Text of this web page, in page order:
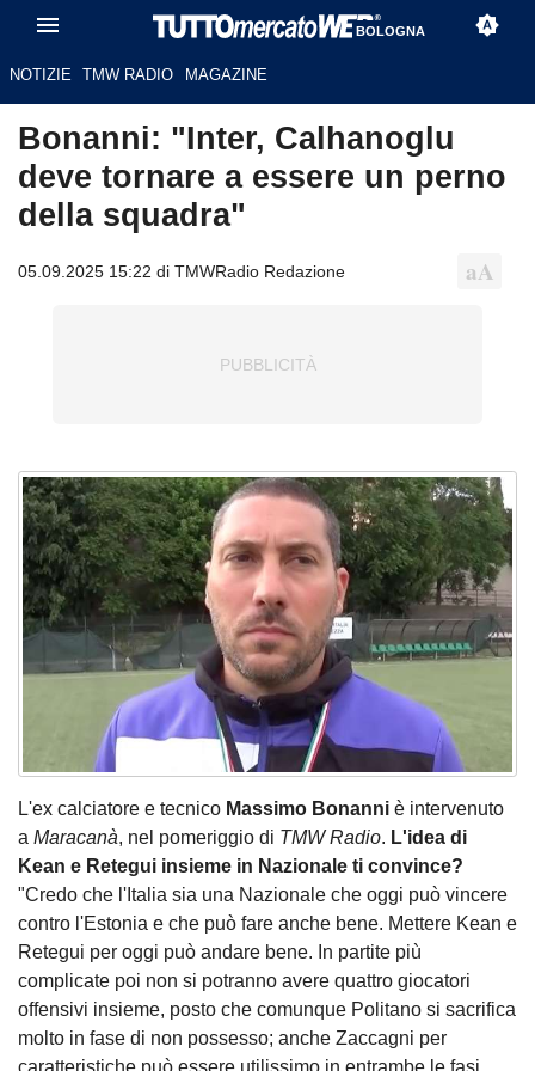
BOLOGNA
NOTIZIE TMW RADIO MAGAZINE
Bonanni: "Inter, Calhanoglu
deve tornare a essere un perno
della squadra"
05.09.2025 15:22 di TMWRadio Redazione
L'ex calciatore e tecnico Massimo Bonanni è intervenuto
a Maracanà, nel pomeriggio di TMW Radio. L'idea di
Kean e Retegui insieme in Nazionale ti convince?
"Credo che l'Italia sia una Nazionale che oggi può vincere
contro l'Estonia e che può fare anche bene. Mettere Kean e
Retegui per oggi può andare bene. In partite più
complicate poi non si potranno avere quattro giocatori
offensivi insieme, posto che comunque Politano si sacrifica
molto in fase di non possesso; anche Zaccagni per
caratteristiche può essere utilissimo in entrambe le fasi.